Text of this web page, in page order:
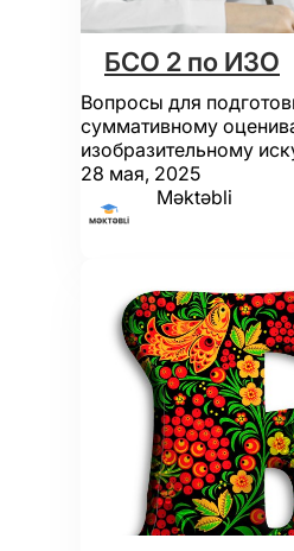
БСО 2 по ИЗО
Вопросы для
суммативному
изобразительному
28 мая, 2025
Məktəbli